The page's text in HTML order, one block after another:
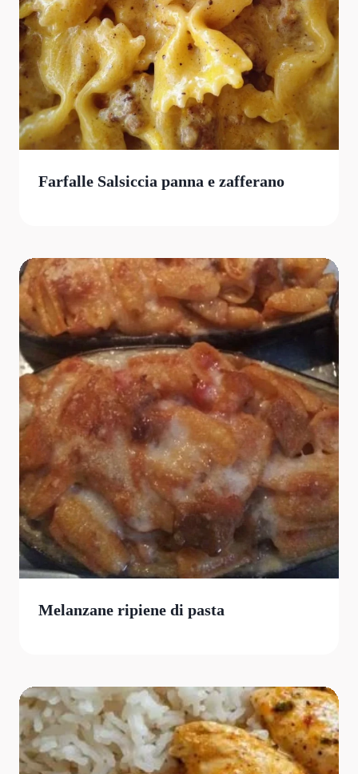
Farfalle Salsiccia panna e zafferano
Melanzane ripiene di pasta